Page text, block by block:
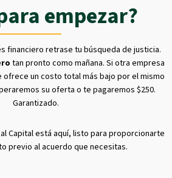
empezar?
financiero retrase tu búsqueda de justicia.
tan pronto como mañana. Si otra empresa
un costo total más bajo por el mismo
su oferta o te pagaremos $250.
Garantizado.
Capital está aquí, listo para proporcionarte
previo al acuerdo que necesitas.